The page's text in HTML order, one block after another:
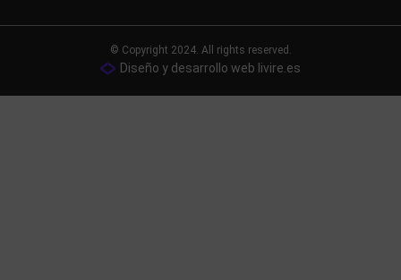
© Copyright 2024. All rights reserved.
Diseño y desarrollo web livire.es